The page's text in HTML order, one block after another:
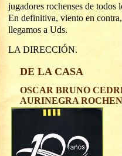
jugadores rochenses de todos
En definitiva, viento en
llegamos a Uds.
LA DIRECCIÓN.
DE LA CASA
OSCAR BRUNO
AURINEGRA